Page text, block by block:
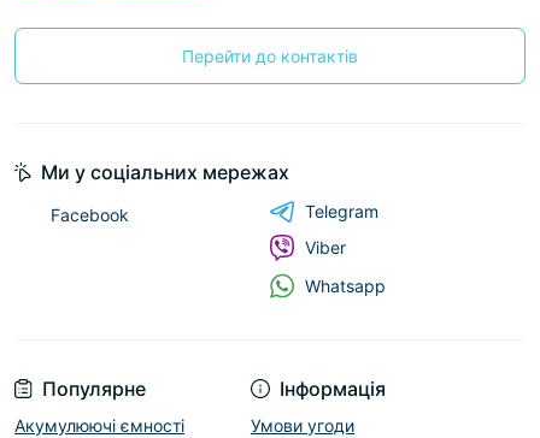
Перейти до контактів
Популярне
Акумулюючі ємності
Інформація
Умови угоди
Ми у соціальних мережах
Facebook
Telegram
Viber
Whatsapp